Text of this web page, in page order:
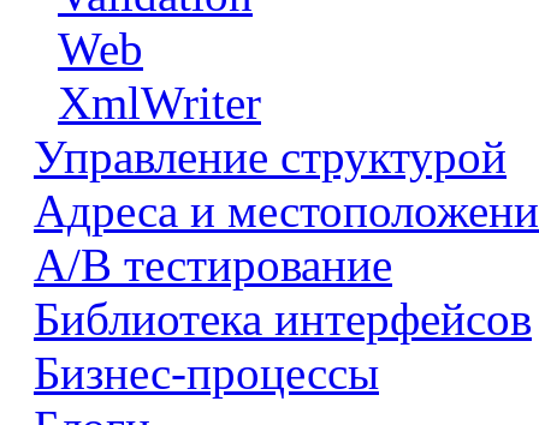
Web
XmlWriter
Управление структурой
Адреса и
А/В тестирование
Библиотека интерфейсов
Бизнес-процессы